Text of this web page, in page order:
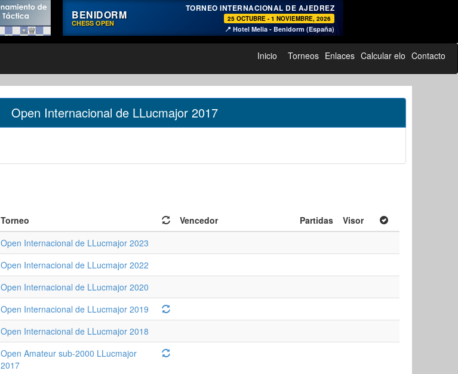
♞
BENIDORM
CHESS OPEN
TORNEO INTERNACIONAL DE AJEDREZ
25 OCTUBRE - 1 NOVIEMBRE, 2026
📍 Hotel Melia - Benidorm (España)
Inicio Torneos Enlaces Calcular elo Contacto
Open Internacional de LLucmajor 2017
Torneo Vencedor Partidas Visor
Open Internacional de LLucmajor 2023
Open Internacional de LLucmajor 2022
Open Internacional de LLucmajor 2020
Open Internacional de LLucmajor 2019
Open Internacional de LLucmajor 2018
Open Amateur sub-2000 LLucmajor
2017